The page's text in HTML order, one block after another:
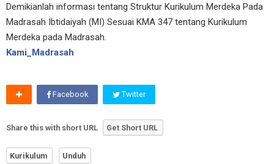
Demikianlah informasi tentang Struktur Kurikulum Merdeka Pada
Madrasah Ibtidaiyah (MI) Sesuai KMA 347 tentang Kurikulum
Merdeka pada Madrasah.
Kami_Madrasah
Facebook Twitter
Share this with short URL Get Short URL
Kurikulum Unduh